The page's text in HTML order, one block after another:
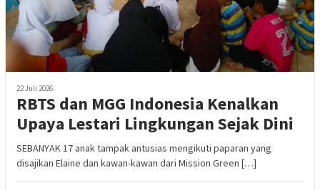
22 Juli 2026
RBTS dan MGG Indonesia Kenalkan
Upaya Lestari Lingkungan Sejak Dini
SEBANYAK 17 anak tampak antusias mengikuti paparan yang
disajikan Elaine dan kawan-kawan dari Mission Green […]